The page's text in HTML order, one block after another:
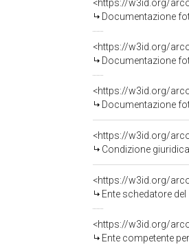
Documentazione
Documentazione
Documentazione
Condizione
<https://w3id.org/
Ente schedatore del bene
<https://w3id.org/
Ente competente per tutela